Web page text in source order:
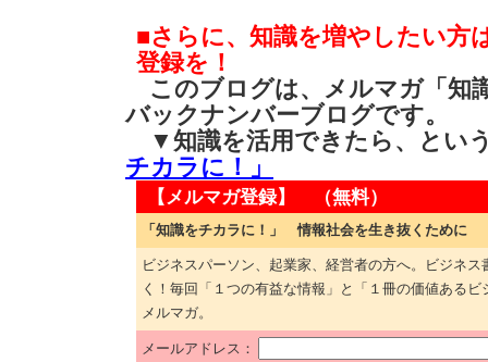
■さらに、知識を増やしたい方
登録を！
このブログは、メルマガ「知
バックナンバーブログです。
▼知識を活用できたら、と
チカラに！」
【メルマガ登録】 （無料）
「知識をチカラに！」 情報社会を生き抜くために
ビジネスパーソン、起業家、経営者の方へ。ビジネ
く！毎回「１つの有益な情報」と「１冊の価値ある
メルマガ。
メールアドレス：